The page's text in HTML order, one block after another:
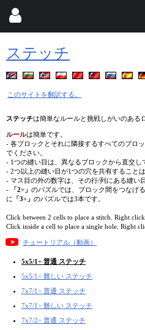
ステッチ
このサイトを翻訳する。
ステッチは簡単なルールと挑戦しがいのある
ルールは簡単です。
- 各ブロックとそれに隣接するすべてのブロ
でください。
- 1つの縫い目は、異なるブロックから直交し
- 2つ以上の縫い目が1つの穴を共有することは
- マス目の外の数字は、その行/列にある縫い
-
「2÷」 のパズルでは、ブロック間をつなげ
に 「3÷」 のパズルでは3本です。
Click between 2 cells to place a stitch. Right
Click inside a cell to place a single hole. Right
チュートリアル（動画）
5x5/1÷ 普通 ステッチ
5x5/1÷ 難しい ステッチ
7x7/1÷ 普通 ステッチ
7x7/1÷ 難しい ステッチ
7x7/2÷ 普通 ステッチ